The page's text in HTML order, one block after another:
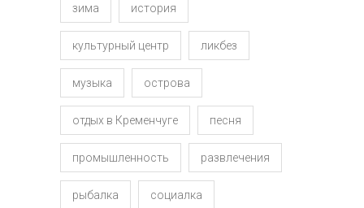
зима история
культурный центр ликбез
музыка острова
отдых в Кременчуге песня
промышленность развлечения
рыбалка социалка